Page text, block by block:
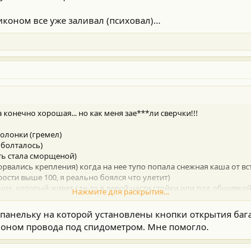
все уже заливал (психовал)...
хорошая... но как меня зае***ли сверчки!!!
(гремел)
стала сморщеной)
крепления) когда на нее тупо попала снежная каша от
выше 100, я реально боялся что улетит)
который живет где-то в левой части стойки или под
схожу уже!!! Стойку левую снимал, все проклеил...
то на пластике под рулем ... не могу найти...
По ходовой все ровно, масло строго каждые 10.000 из
сколы лечить...
Нажмите для раскрытия...
на которой установлены кнопки открытия
провода под спидометром. Мне помогло.